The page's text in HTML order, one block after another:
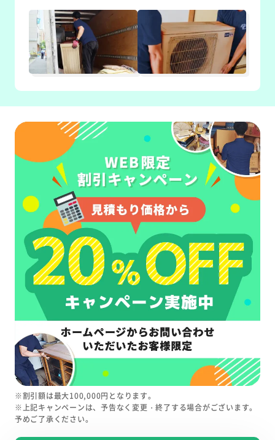
※割引額は最大100,000円となります。
※上記キャンペーンは、予告なく変更・終了する場合がございます。
予めご了承ください。